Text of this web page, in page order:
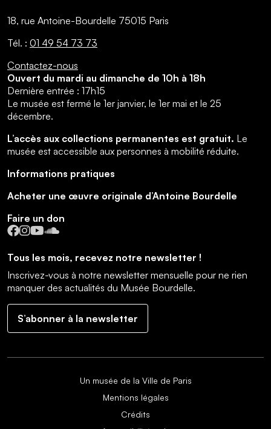
18, rue Antoine-Bourdelle 75015 Paris
Tél. : 01 49 54 73 73
Contactez-nous
Ouvert du mardi au dimanche de 10h à 18h
Dernière entrée : 17h15
Le musée est fermé le 1er janvier, le 1er mai et le 25
décembre.
L’accès aux collections permanentes est gratuit. Le
musée est accessible aux personnes à mobilité réduite.
Informations pratiques
Acheter une œuvre originale d’Antoine Bourdelle
Faire un don
Facebook
Instagram
YouTube
SoundCloud
Tous les mois, recevez notre newsletter !
Inscrivez-vous à notre newsletter mensuelle pour ne rien
manquer des actualités du Musée Bourdelle.
S’abonner à la newsletter
Un musée de la Ville de Paris
Mentions légales
Crédits